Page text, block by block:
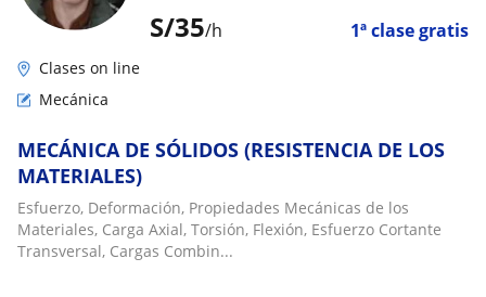
S/35/h 1ª clase gratis
Clases on line
Mecánica
MECÁNICA DE SÓLIDOS (RESISTENCIA DE LOS
MATERIALES)
Esfuerzo, Deformación, Propiedades Mecánicas de los
Materiales, Carga Axial, Torsión, Flexión, Esfuerzo Cortante
Transversal, Cargas Combin...